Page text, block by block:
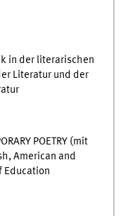
in der literarischen
Literatur und der
POETRY (mit
American and
Education